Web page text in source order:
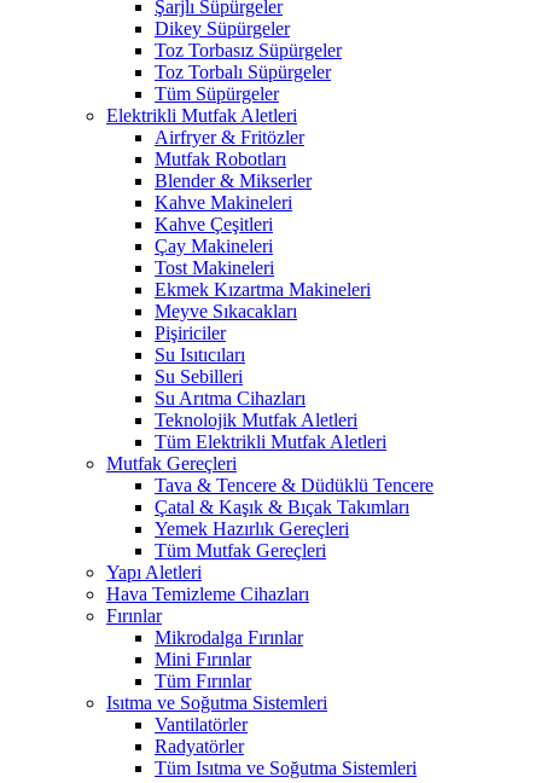
Şarjlı Süpürgeler
Dikey Süpürgeler
Toz Torbasız Süpürgeler
Toz Torbalı Süpürgeler
Tüm Süpürgeler
Elektrikli Mutfak Aletleri
Airfryer & Fritözler
Mutfak Robotları
Blender & Mikserler
Kahve Makineleri
Kahve Çeşitleri
Çay Makineleri
Tost Makineleri
Ekmek Kızartma Makineleri
Meyve Sıkacakları
Pişiriciler
Su Isıtıcıları
Su Sebilleri
Su Arıtma Cihazları
Teknolojik Mutfak Aletleri
Tüm Elektrikli Mutfak Aletleri
Mutfak Gereçleri
Tava & Tencere & Düdüklü Tencere
Çatal & Kaşık & Bıçak Takımları
Yemek Hazırlık Gereçleri
Tüm Mutfak Gereçleri
Yapı Aletleri
Hava Temizleme Cihazları
Fırınlar
Mikrodalga Fırınlar
Mini Fırınlar
Tüm Fırınlar
Isıtma ve Soğutma Sistemleri
Vantilatörler
Radyatörler
Tüm Isıtma ve Soğutma Sistemleri